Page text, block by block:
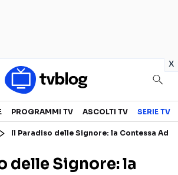
x
SERIE TV
PROGRAMMI TV ASCOLTI TV SERIE TV
Il Paradiso delle Signore: la Contessa
delle Signore: la